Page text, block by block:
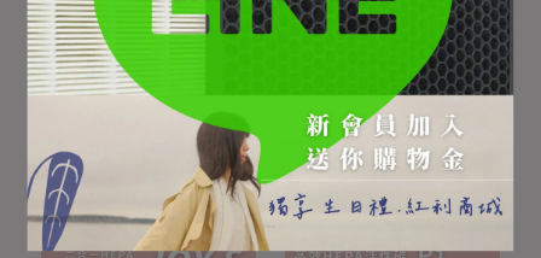
加入購物車 加入購物車